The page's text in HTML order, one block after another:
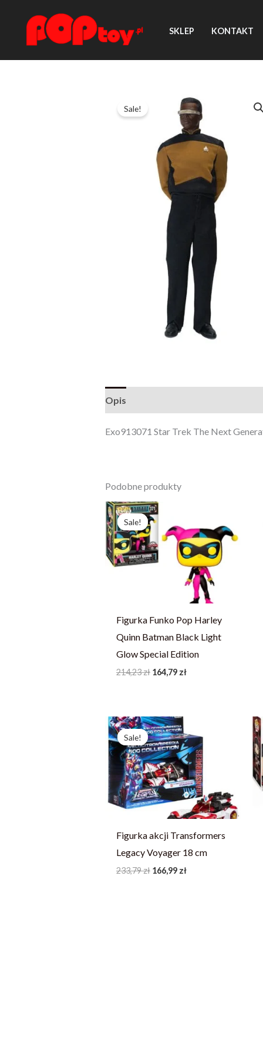
SKLEP KONTAKT
Sale!
Opis
Exo913071 Star Trek The Next
Podobne produkty
Sale!
Sale!
Figurka Funko Pop Harley
Quinn Batman Black Light
Glow Special Edition
214,23zł
Pierwotna
cena
wynosiła:
214,23 zł.
164,79 zł
wynosi:
164,79 zł.
Sale!
Sale!
Figurka akcji Transformers
Legacy Voyager 18 cm
233,79zł
Pierwotna
cena
wynosiła:
233,79 zł.
166,99 zł
cena
wynosi:
166,99 zł.